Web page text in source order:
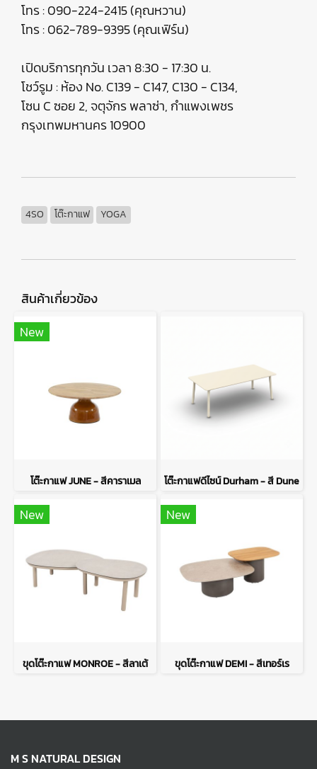
โทร : 090-224-2415 (คุณหวาน)
โทร : 062-789-9395 (คุณเฟิร์น)
เปิดบริการทุกวัน เวลา 8:30 - 17:30 น.
โชว์รูม : ห้อง No. C139 - C147, C130 - C134,
โซน C ซอย 2, จตุจักร พลาซ่า, กำแพงเพชร
กรุงเทพมหานคร 10900
4SO โต๊ะกาแฟ YOGA
สินค้าเกี่ยวข้อง
New
โต๊ะกาแฟ JUNE - สีคาราเมล โต๊ะกาแฟดีไซน์ Durham - สี Dune
New
ขุดโต๊ะกาแฟ MONROE - สีลาเต้
New
ขุดโต๊ะกาแฟ DEMI - สีเทอร์เร
M S NATURAL DESIGN